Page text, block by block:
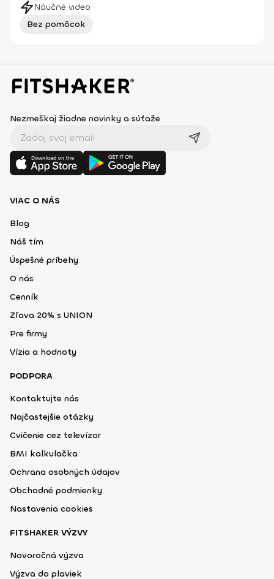
Náučné video
Bez pomôcok
Nezmeškaj žiadne novinky a súťaže
VIAC O NÁS
Blog
Náš tím
Úspešné príbehy
O nás
Cenník
Zľava 20% s UNION
Pre firmy
Vízia a hodnoty
PODPORA
Kontaktujte nás
Najčastejšie otázky
Cvičenie cez televízor
BMI kalkulačka
Ochrana osobných údajov
Obchodné podmienky
Nastavenia cookies
FITSHAKER VÝZVY
Novoročná výzva
Výzva do plaviek